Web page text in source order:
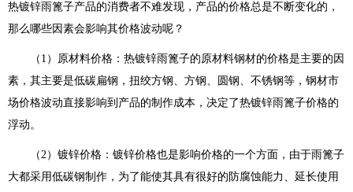
热镀锌雨篦子产品的消费者不难发现，产品的价格总是不断变化的，
那么哪些因素会影响其价格波动呢？
（1）原材料价格：热镀锌雨篦子的原材料钢材的价格是主要的因
素，其主要是低碳扁钢，扭绞方钢、方钢、圆钢、不锈钢等，钢材市
场价格波动直接影响到产品的制作成本，决定了热镀锌雨篦子价格的
浮动。
（2）镀锌价格：镀锌价格也是影响价格的一个方面，由于雨篦子
大都采用低碳钢制作，为了能使其具有很好的防腐蚀能力、延长使用